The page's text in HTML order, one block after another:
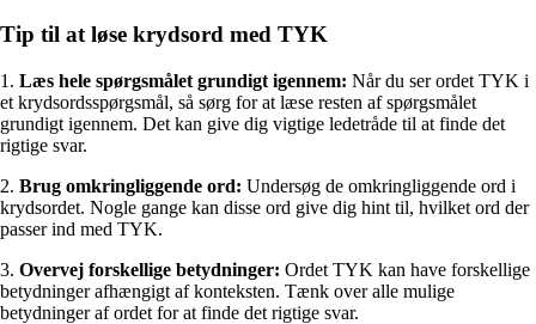
Tip til at løse krydsord med TYK
1. Læs hele spørgsmålet grundigt igennem: Når du ser ordet TYK i
et krydsordsspørgsmål, så sørg for at læse resten af spørgsmålet
grundigt igennem. Det kan give dig vigtige ledetråde til at finde det
rigtige svar.
2. Brug omkringliggende ord: Undersøg de omkringliggende ord i
krydsordet. Nogle gange kan disse ord give dig hint til, hvilket ord der
passer ind med TYK.
3. Overvej forskellige betydninger: Ordet TYK kan have forskellige
betydninger afhængigt af konteksten. Tænk over alle mulige
betydninger af ordet for at finde det rigtige svar.